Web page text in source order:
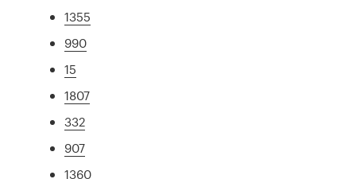
1355
990
15
1807
332
907
1360